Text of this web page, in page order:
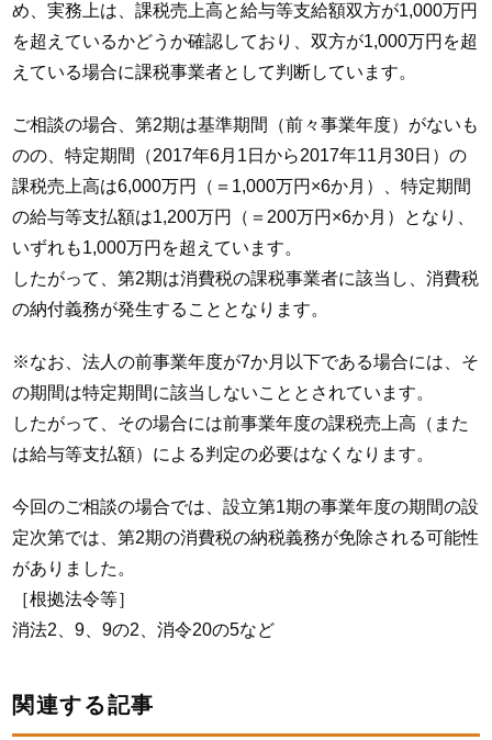
め、実務上は、課税売上高と給与等支給額双方が1,000万円
を超えているかどうか確認しており、双方が1,000万円を超
えている場合に課税事業者として判断しています。
ご相談の場合、第2期は基準期間（前々事業年度）がないも
のの、特定期間（2017年6月1日から2017年11月30日）の
課税売上高は6,000万円（＝1,000万円×6か月）、特定期間
の給与等支払額は1,200万円（＝200万円×6か月）となり、
いずれも1,000万円を超えています。
したがって、第2期は消費税の課税事業者に該当し、消費税
の納付義務が発生することとなります。
※なお、法人の前事業年度が7か月以下である場合には、そ
の期間は特定期間に該当しないこととされています。
したがって、その場合には前事業年度の課税売上高（また
は給与等支払額）による判定の必要はなくなります。
今回のご相談の場合では、設立第1期の事業年度の期間の設
定次第では、第2期の消費税の納税義務が免除される可能性
がありました。
［根拠法令等］
消法2、9、9の2、消令20の5など
関連する記事